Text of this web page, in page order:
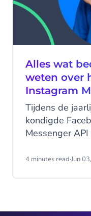
Alles wat
weten over
Instagram
Tijdens de
kondigde
Messenger
nemen in
4 minutes read·Jun